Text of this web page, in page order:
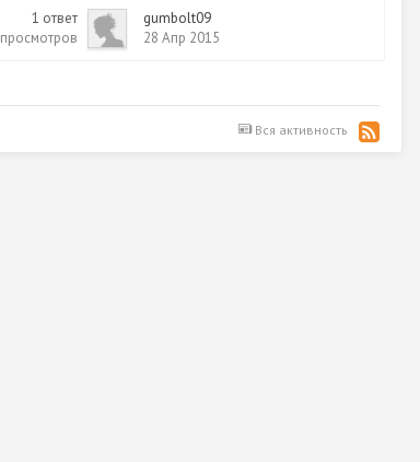
1 ответ
просмотров
gumbolt09
28 Апр 2015
Вся активность